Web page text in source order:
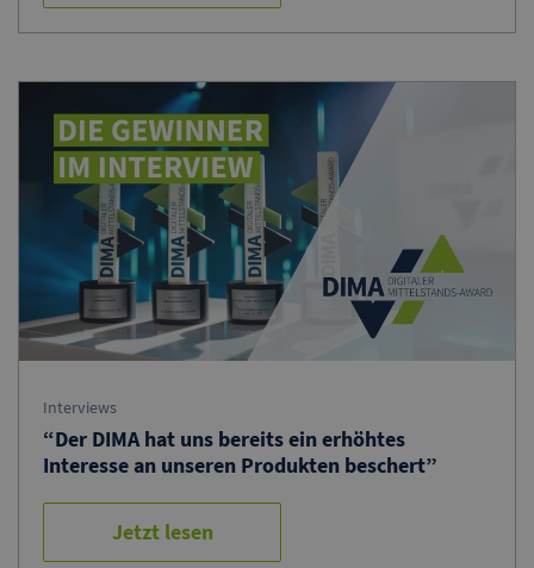
Interviews
“Der DIMA hat uns bereits ein erhöhtes
Interesse an unseren Produkten beschert”
Jetzt lesen